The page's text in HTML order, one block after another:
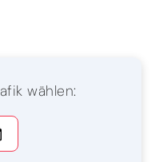
wählen: